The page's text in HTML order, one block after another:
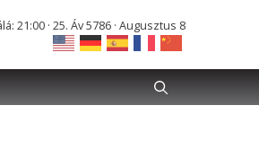
21:00 · 25. Áv 5786 · Augusztus 8